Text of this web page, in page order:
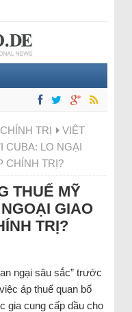
CHÍNH TRỊ
VIỆT
CUBA: LO NGẠI
CHÍNH TRỊ?
THUẾ MỸ
GIAO
TRỊ?
ngại sâu sắc” trước
áp thuế quan bổ
gia cung cấp dầu cho